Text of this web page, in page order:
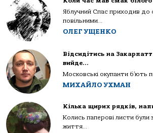
Яблучний Спас приходив до
повільними...
ОЛЕГ УЩЕНКО
Відсидітись на
вийде…
Московські окупанти б’ють
МИХАЙЛО УХМАН
Кілька щирих рядків,
Колись паперові листи
життя...